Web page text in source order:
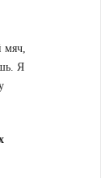
мяч,
Я